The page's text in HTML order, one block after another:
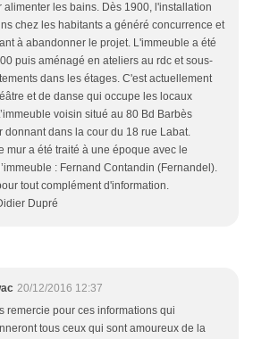
alimenter les bains. Dès 1900, l'installation
chez les habitants a généré concurrence et
à abandonner le projet. L'immeuble a été
puis aménagé en ateliers au rdc et sous-
dans les étages. C'est actuellement
et de danse qui occupe les locaux
voisin situé au 80 Bd Barbès
donnant dans la cour du 18 rue Labat.
mur a été traité à une époque avec le
: Fernand Contandin (Fernandel).
tout complément d'information.
Dupré
20/12/2016 12:37
remercie pour ces informations qui
tous ceux qui sont amoureux de la